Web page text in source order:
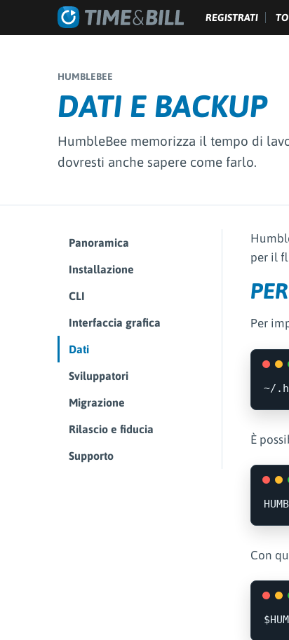
REGISTRATI
HUMBLEBEE
DATI E BACKUP
HumbleBee memorizza il tempo di
dovresti anche sapere come farlo.
Panoramica
Installazione
CLI
Interfaccia grafica
Dati
Sviluppatori
Migrazione
Rilascio e fiducia
Supporto
per il
Per
È
Con